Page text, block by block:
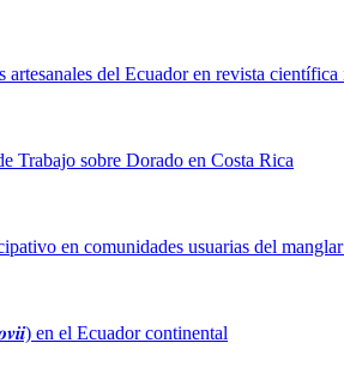
del Ecuador en revista
Trabajo sobre Dorado en Costa Rica
en comunidades usuarias del
en el Ecuador continental